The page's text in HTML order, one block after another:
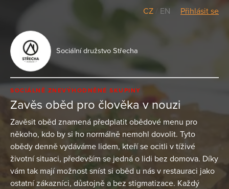
CZ EN Přihlásit se
Sociální družstvo Střecha
SOCIÁLNĚ ZNEVÝHODNĚNÉ SKUPINY
Zavěs oběd pro člověka v nouzi
Zavěsit oběd znamená předplatit obědové menu pro
někoho, kdo by si ho normálně nemohl dovolit. Tyto
obědy denně vydáváme lidem, kteří se ocitli v tíživé
životní situaci, především se jedná o lidi bez domova. Díky
vám tak mají možnost sníst si oběd u nás v restauraci jako
ostatní zákazníci, důstojně a bez stigmatizace. Každý